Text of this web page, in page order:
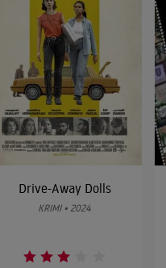
Drive-Away Dolls
KRIMI • 2024